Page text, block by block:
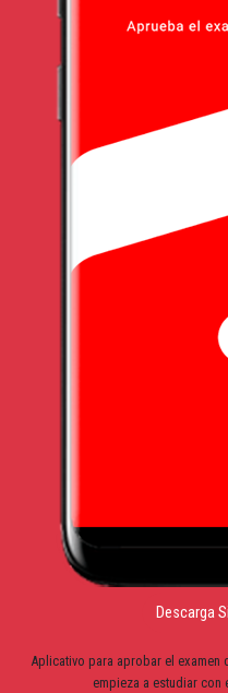
Descarga
Aplicativo para aprobar el examen
empieza a estudiar con